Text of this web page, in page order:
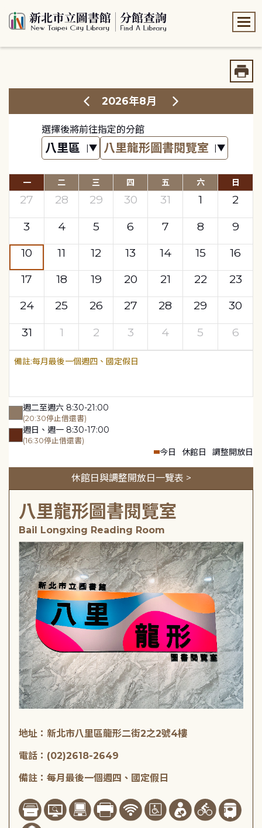
2026年8月
選擇後將前往指定的分館
一 二 三 四 五 六 日
27 28 29 30 31 1
2
3
4 5 6 7 8
9
10
11 12 13 14 15
16
17
18 19 20 21 22
23
24
25 26 27 28 29
30
31
1 2 3 4 5 6
每月最後一個週四、國定假日
週二至週六 8:30-21:00
(20:30停止借還書)
週日、週一 8:30-17:00
(16:30停止借還書)
今日 休館日 調整開放日
休館日與調整開放日一覽表 >
八里龍形圖書閱覽室
Bail Longxing Reading Room
地址：新北市八里區龍形二街2之2號4樓
電話：(02)2618-2649
備註：每月最後一個週四、國定假日